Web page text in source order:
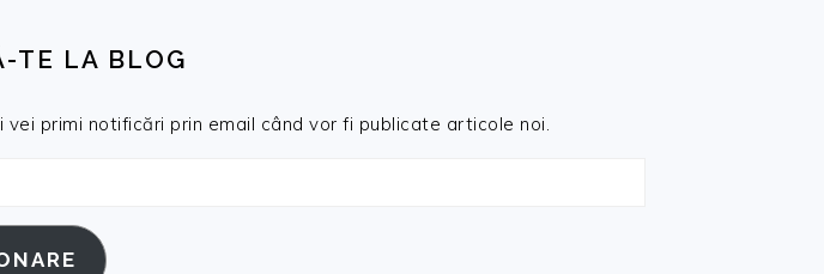
TE LA BLOG
primi notificări prin email când vor fi publicate articole noi.